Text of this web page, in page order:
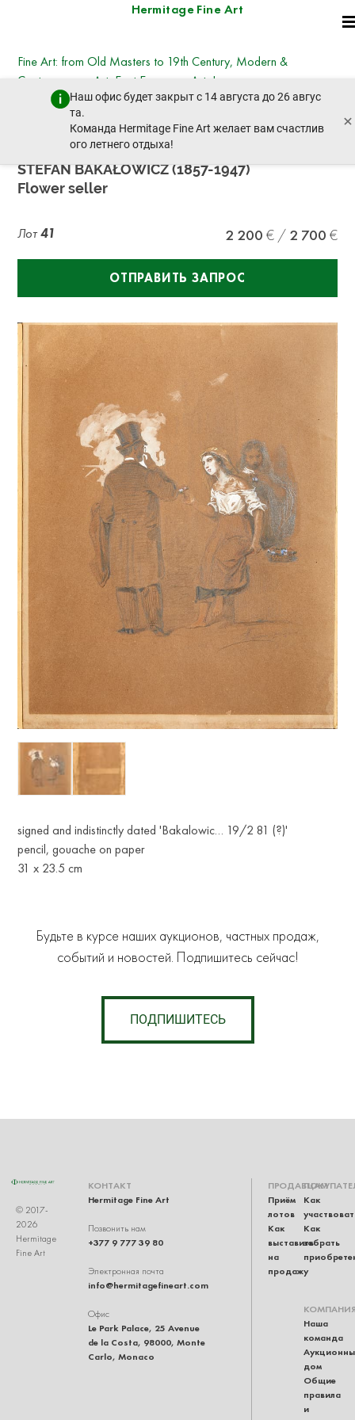
Hermitage Fine Art
Наш офис будет закрыт с 14 августа до 26 авгус
та.
Команда Hermitage Fine Art желает вам счастлив
ого летнего отдыха!
×
Fine Art: from Old Masters to 19th Century, Modern &
Contemporary Art, East European Art, Icons
вторник, 25 июня 2024 г. - 14:30
пред. лот след. лот
STEFAN BAKAŁOWICZ (1857-1947)
Flower seller
Лот41 2 200 2 700
ОТПРАВИТЬ ЗАПРОС
signed and indistinctly dated 'Bakalowic… 19/2 81 (?)'
pencil, gouache on paper
31 x 23.5 cm
Будьте в курсе наших аукционов, частных продаж,
событий и новостей. Подпишитесь сейчас!
ПОДПИШИТЕСЬ
© 2017-
2026
Hermitage
Fine Art
КОНТАКТ
Hermitage Fine Art
Позвонить нам
+377 9 777 39 80
Электронная почта
info@hermitagefineart.com
Офис
Le Park Palace, 25 Avenue
de la Costa, 98000, Monte
Carlo, Monaco
ПРОДАВЦАМ
Приём
лотов
Как
выставить
на
продажу
Как
Как
забрать
Наша
команда
дом
Общие
правила
и